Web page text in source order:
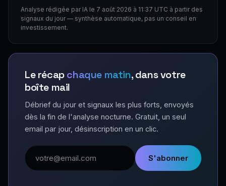
Analyse rédigée par IA le 7 août 2026 à 11:37 UTC à partir des
signaux du jour — synthèse automatique, pas un conseil en
investissement.
Le récapchaque matin, dans votre
boîte mail
Débrief du jour et signaux les plus forts, envoyés
dès la fin de l'analyse nocturne. Gratuit, un seul
email par jour, désinscription en un clic.
Adresse email
S'abonner